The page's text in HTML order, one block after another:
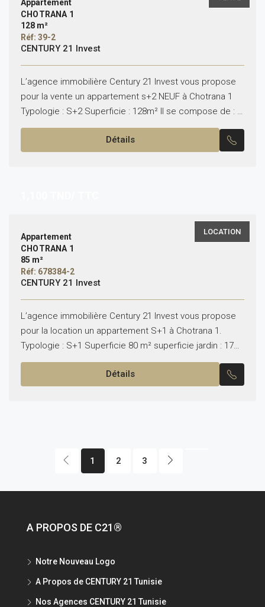
Appartement
CHOTRANA 1
128 m²
Réf: 39-2
CENTURY 21 Invest
L’agence immobilière Century 21 Invest vous propose
pour la vente un appartement s+2 NEUF à Chotrana 1
Typologie : S+2 Superficie : 128m² Il se compose de : –
Un salon avec...
Détails
LOCATION
Appartement
CHOTRANA 1
85 m²
Réf: 678384-2
CENTURY 21 Invest
L’agence immobilière Century 21 Invest vous propose
pour la location un appartement S+1 à Chotrana 1.
Typologie : S+1 Superficie 80 m² superficie jardin : 17
m² Il se compose de :...
Détails
1 2 3
A PROPOS DE C21®
Notre Nouveau Logo
A Propos de CENTURY 21 Tunisie
Nos Agences CENTURY 21 Tunisie